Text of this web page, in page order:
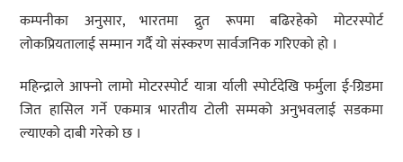
कम्पनीका अनुसार, भारतमा द्रुत रूपमा बढिरहेको मोटरस्पोर्ट
लोकप्रियतालाई सम्मान गर्दै यो संस्करण सार्वजनिक गरिएको हो ।
महिन्द्राले आफ्नो लामो मोटरस्पोर्ट यात्रा र्याली स्पोर्टदेखि फर्मुला ई-ग्रिडमा
जित हासिल गर्ने एकमात्र भारतीय टोली सम्मको अनुभवलाई सडकमा
ल्याएको दाबी गरेको छ ।